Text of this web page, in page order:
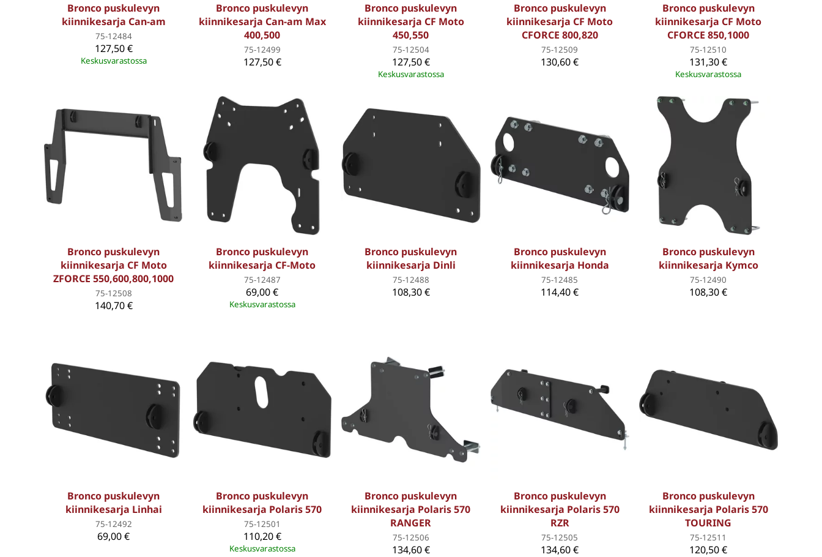
Bronco puskulevyn
kiinnikesarja Can-am
75-12484
127,50 €
Keskusvarastossa
Bronco puskulevyn
kiinnikesarja Can-am Max
400,500
75-12499
127,50 €
Bronco puskulevyn
kiinnikesarja CF Moto
450,550
75-12504
127,50 €
Keskusvarastossa
Bronco puskulevyn
kiinnikesarja CF Moto
CFORCE 800,820
75-12509
130,60 €
Bronco puskulevyn
kiinnikesarja CF Moto
CFORCE 850,1000
75-12510
131,30 €
Keskusvarastossa
Bronco puskulevyn
kiinnikesarja CF Moto
ZFORCE 550,600,800,1000
75-12508
140,70 €
Bronco puskulevyn
kiinnikesarja CF-Moto
75-12487
69,00 €
Keskusvarastossa
Bronco puskulevyn
kiinnikesarja Dinli
75-12488
108,30 €
Bronco puskulevyn
kiinnikesarja Honda
75-12485
114,40 €
Bronco puskulevyn
kiinnikesarja Kymco
75-12490
108,30 €
Bronco puskulevyn
kiinnikesarja Linhai
75-12492
69,00 €
Bronco puskulevyn
kiinnikesarja Polaris 570
75-12501
110,20 €
Keskusvarastossa
Bronco puskulevyn
kiinnikesarja Polaris 570
RANGER
75-12506
134,60 €
Bronco puskulevyn
kiinnikesarja Polaris 570
RZR
75-12505
134,60 €
Bronco puskulevyn
kiinnikesarja Polaris 570
TOURING
75-12511
120,50 €